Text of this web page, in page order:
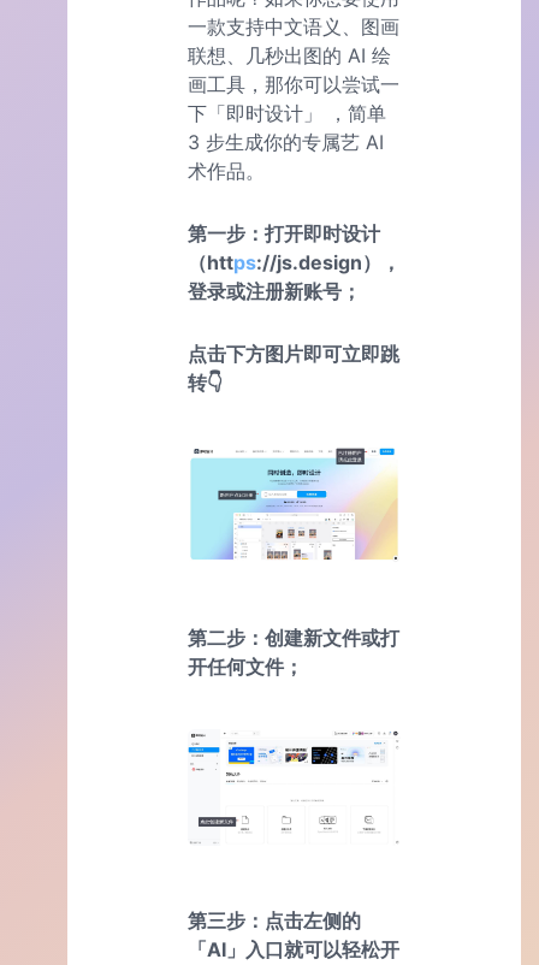
一款支持中文语义、图画
联想、几秒出图的 AI 绘
画工具，那你可以尝试一
下「即时设计」 ，简单
3 步生成你的专属艺 AI
术作品。
第一步：打开即时设计
（https://js.design），
登录或注册新账号；
点击下方图片即可立即跳
转👇
第二步：创建新文件或打
开任何文件；
第三步：点击左侧的
「AI」入口就可以轻松开